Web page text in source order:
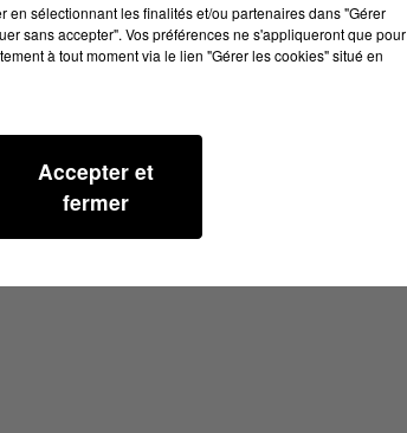
en sélectionnant les finalités et/ou partenaires dans "Gérer
sans accepter". Vos préférences ne s'appliqueront que pour
à tout moment via le lien "Gérer les cookies" situé en
Accepter et
fermer